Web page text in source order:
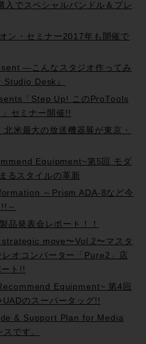
でスペシャルバンドル＆プレ
ン・セミナー2017年も開催で
—こんなスタジオ作ってみ
Desk』
「Step Up! このProTools
セミナー開催!!
米最大の放送機器展が東京・
Equipment~第5回 モダ
るスタイルの革新
～Prism ADA-8など今
～
品発表会レポート！！
move〜Vol.2〜マスタ
オコンバーター「Pure2」店
ト!!
Equipment~ 第4回
のスーパータッグ!!
& Support Plan for Media
です。